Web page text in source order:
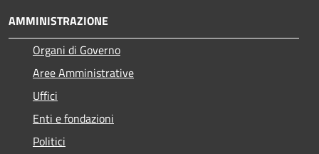
AMMINISTRAZIONE
Organi di Governo
Aree Amministrative
Uffici
Enti e fondazioni
Politici